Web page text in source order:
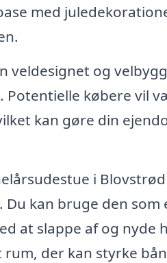
med
veldesignet og
Potentielle købere vil
kan gøre din
i
Du kan bruge den
at slappe af og nyde
rum, der kan styrke